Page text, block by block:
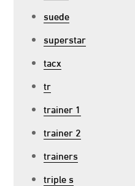
suede
superstar
tacx
tr
trainer 1
trainer 2
trainers
triple s